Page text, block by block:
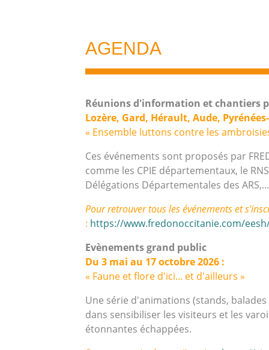
AGENDA
Réunions d'information et chantiers
Lozère, Gard, Hérault, Aude,
« Ensemble luttons contre les
Ces événements sont proposés par
comme les CPIE départementaux, le
Délégations Départementales des ARS,…
Pour retrouver tous les événements et
: https://www.fredonoccitanie.com/
Evènements grand public
Du 3 mai au 17 octobre 2026 :
« Faune et flore d'ici... et d'ailleurs »
Une série d'animations (stands,
dans sensibiliser les visiteurs et les
étonnantes échappées.